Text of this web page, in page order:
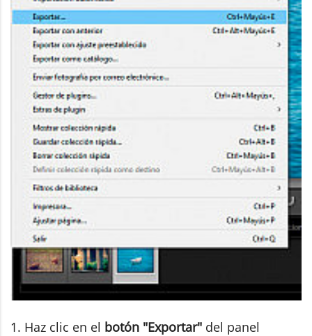
1. Haz clic en el botón "Exportar" del panel